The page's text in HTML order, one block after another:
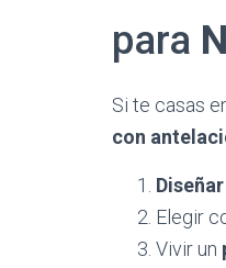
para
​Si te casas
con
​Elegir
​Vivir un